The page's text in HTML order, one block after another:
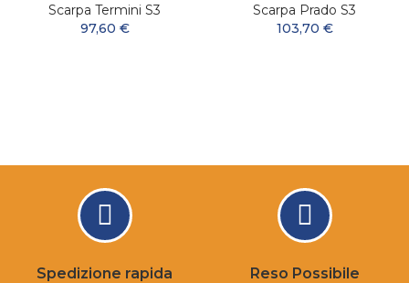
Scarpa Termini S3
97,60 €
Scarpa Prado S3
103,70 €
Spedizione rapida Reso Possibile